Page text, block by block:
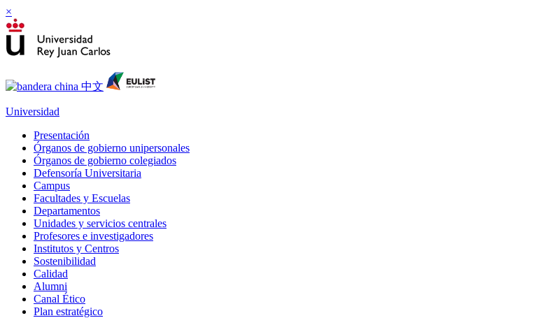
×
Universidad
Presentación
Órganos de gobierno unipersonales
Órganos de gobierno colegiados
Defensoría Universitaria
Campus
Facultades y Escuelas
Departamentos
Unidades y servicios centrales
Profesores e investigadores
Institutos y Centros
Sostenibilidad
Calidad
Alumni
Canal Ético
Plan estratégico